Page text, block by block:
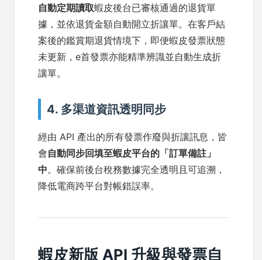
自動定期讀取蝦皮後台已審核通過的退貨單
據，並依退貨金額自動開立折讓單。在客戶結
案後的鑑賞期退貨情境下，即便蝦皮發票狀態
未更新，e首發票亦能精準辨識並自動生成折
讓單。
4. 多渠道資訊透明同步
經由 API 產出的所有發票作廢與折讓訊息，皆
會自動同步回填至蝦皮平台的「訂單備註」
中。確保前後台稅務數據完全透明且可追溯，
降低電商跨平台對帳錯誤率。
蝦皮新版 API 升級與發票自